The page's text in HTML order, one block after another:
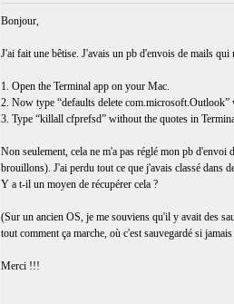
Bonjour,
J'ai fait une bêtise. J'avais un pb d'envois de mails
1. Open the Terminal app on your Mac.
2. Now type “defaults delete
3. Type “killall cfprefsd” without the quotes in
Non seulement, cela ne m'a pas réglé mon pb
brouillons). J'ai perdu tout ce que j'avais classé dans
Y a t-il un moyen de récupérer cela ?
(Sur un ancien OS, je me souviens qu'il y avait des
tout comment ça marche, où c'est sauvegardé si
Merci !!!